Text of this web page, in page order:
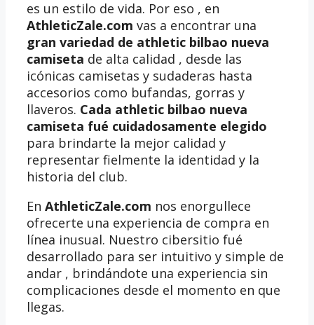
es un estilo de vida. Por eso , en
AthleticZale.com vas a encontrar una
gran variedad de athletic bilbao nueva
camiseta de alta calidad , desde las
icónicas camisetas y sudaderas hasta
accesorios como bufandas, gorras y
llaveros. Cada athletic bilbao nueva
camiseta fué cuidadosamente elegido
para brindarte la mejor calidad y
representar fielmente la identidad y la
historia del club.
En AthleticZale.com nos enorgullece
ofrecerte una experiencia de compra en
línea inusual. Nuestro cibersitio fué
desarrollado para ser intuitivo y simple de
andar , brindándote una experiencia sin
complicaciones desde el momento en que
llegas.